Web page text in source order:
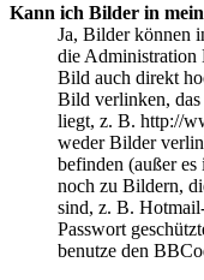
Kann ich Bilder in
Ja, Bilder können
die Administration
Bild auch direkt
Bild verlinken,
liegt, z. B. http://
weder Bilder
befinden (außer
noch zu Bildern,
sind, z. B.
Passwort
benutze den